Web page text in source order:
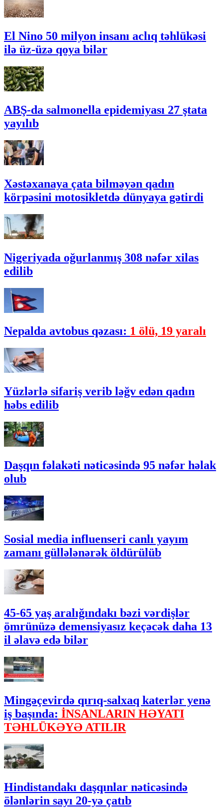
El Nino 50 milyon insanı aclıq təhlükəsi
ilə üz-üzə qoya bilər
ABŞ-da salmonella epidemiyası 27 ştata
yayılıb
Xəstəxanaya çata bilməyən qadın
körpəsini motosikletdə dünyaya gətirdi
Nigeriyada oğurlanmış 308 nəfər xilas
edilib
Nepalda avtobus qəzası: 1 ölü, 19 yaralı
Yüzlərlə sifariş verib ləğv edən qadın
həbs edilib
Daşqın fəlakəti nəticəsində 95 nəfər həlak
olub
Sosial media influenseri canlı yayım
zamanı güllələnərək öldürülüb
45-65 yaş aralığındakı bəzi vərdişlər
ömrünüzə demensiyasız keçəcək daha 13
il əlavə edə bilər
Mingəçevirdə qırıq-salxaq katerlər yenə
iş başında: İNSANLARIN HƏYATI
TƏHLÜKƏYƏ ATILIR
Hindistandakı daşqınlar nəticəsində
ölənlərin sayı 20-yə çatıb